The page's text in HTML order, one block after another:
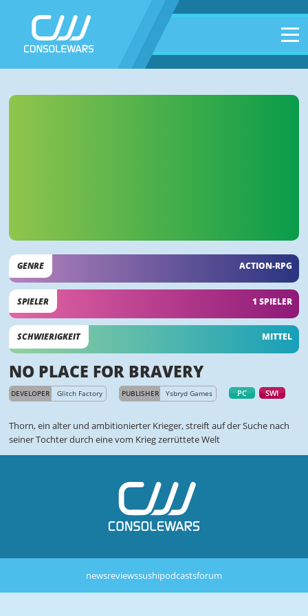
GENRE ACTION-RPG
SPIELER 1 SPIELER
SCHWIERIGKEIT MITTEL
NO PLACE FOR BRAVERY
DEVELOPER Glitch Factory PUBLISHER Ysbryd Games PC SWI
Thorn, ein alter und ambitionierter Krieger, streift auf der Suche nach
seiner Tochter durch eine vom Krieg zerrüttete Welt
newsreviewssushipodcastsforum